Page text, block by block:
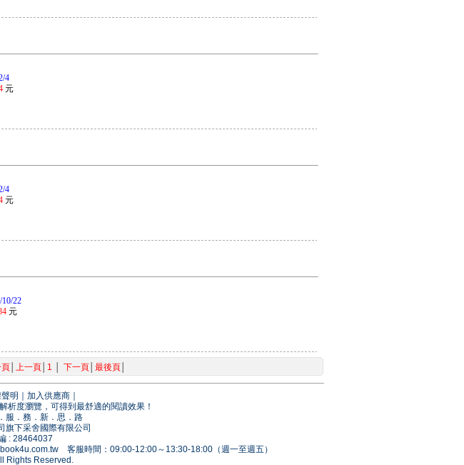
4
元
4
元
10/22
元
│ 上一頁│ 1 下一頁│ 最後頁│
明 加入供應商
析度瀏覽，可得到最舒適的閱讀效果！
服．務．新．思．路
旗下采舍國際有限公司
: 28464037
客服時間：09:00-12:00～13:30-18:00（週一至週五）
Rights Reserved.